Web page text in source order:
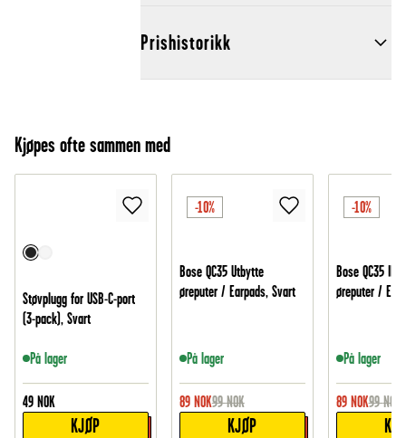
Prishistorikk
Kjøpes ofte sammen med
Støvplugg for USB-C-port
(3-pack), Svart
På lager
49 NOK
KJØP
-10%
Bose QC35 Utbytte
øreputer / Earpads, Svart
På lager
89 NOK99 NOK
KJØP
-10%
Bose QC35 II
øreputer /
På lager
89 NOK99 NOK